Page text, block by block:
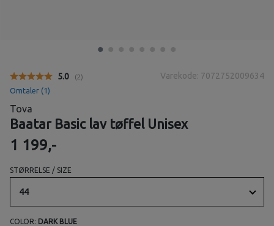
Gjennomsnittskarakter:
5.0 (stemmer:
2)
Omtaler (1)
Varekode: 7072752009634
Tova
Baatar Basic lav tøffel Unisex
1 199,-
STØRRELSE / SIZE
44
COLOR: DARK BLUE